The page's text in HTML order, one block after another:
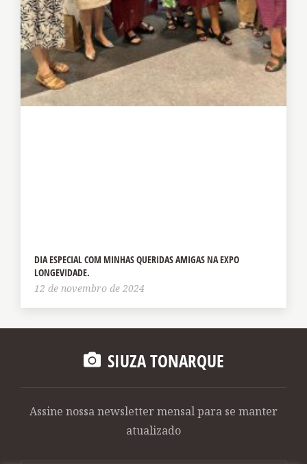
DIA ESPECIAL COM MINHAS QUERIDAS AMIGAS NA EXPO
LONGEVIDADE.
12 de novembro de 2024
SIUZA TONARQUE
Assine nossa newsletter mensal para se manter
atualizado